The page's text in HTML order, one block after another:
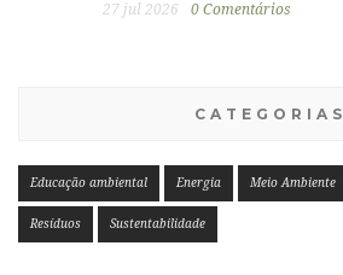
27 jul 2026 0 Comentários
CATEGORIAS
Educação ambiental Energia Meio Ambiente
Resíduos Sustentabilidade